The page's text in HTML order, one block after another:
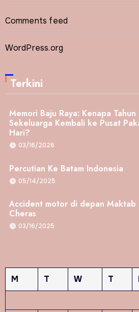
Comments feed
WordPress.org
Terkini
Memori Baju Raya: Kenapa Tahun
Sekeluarga Kembali ke Pusat
Hari?
03/16/2026
Percutian Ke Batam Indonesia
05/14/2025
Accident motor di depan Maktab
Cheras
03/16/2025
M T W T